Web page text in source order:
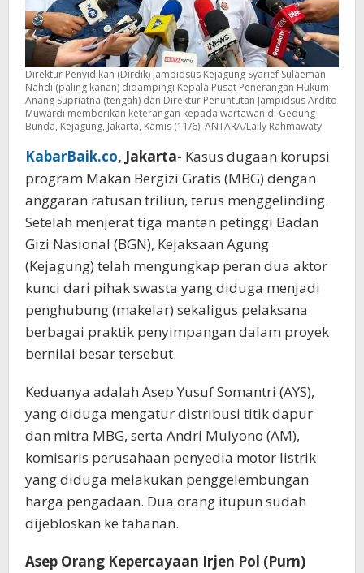
Direktur Penyidikan (Dirdik) Jampidsus Kejagung Syarief Sulaeman
Nahdi (paling kanan) didampingi Kepala Pusat Penerangan Hukum
Anang Supriatna (tengah) dan Direktur Penuntutan Jampidsus Ardito
Muwardi memberikan keterangan kepada wartawan di Gedung
Bunda, Kejagung, Jakarta, Kamis (11/6). ANTARA/Laily Rahmawaty
KabarBaik.co, Jakarta- Kasus dugaan korupsi
program Makan Bergizi Gratis (MBG) dengan
anggaran ratusan triliun, terus menggelinding.
Setelah menjerat tiga mantan petinggi Badan
Gizi Nasional (BGN), Kejaksaan Agung
(Kejagung) telah mengungkap peran dua aktor
kunci dari pihak swasta yang diduga menjadi
penghubung (makelar) sekaligus pelaksana
berbagai praktik penyimpangan dalam proyek
bernilai besar tersebut.
Keduanya adalah Asep Yusuf Somantri (AYS),
yang diduga mengatur distribusi titik dapur
dan mitra MBG, serta Andri Mulyono (AM),
komisaris perusahaan penyedia motor listrik
yang diduga melakukan penggelembungan
harga pengadaan. Dua orang itupun sudah
dijebloskan ke tahanan.
Asep Orang Kepercayaan Irjen Pol (Purn)